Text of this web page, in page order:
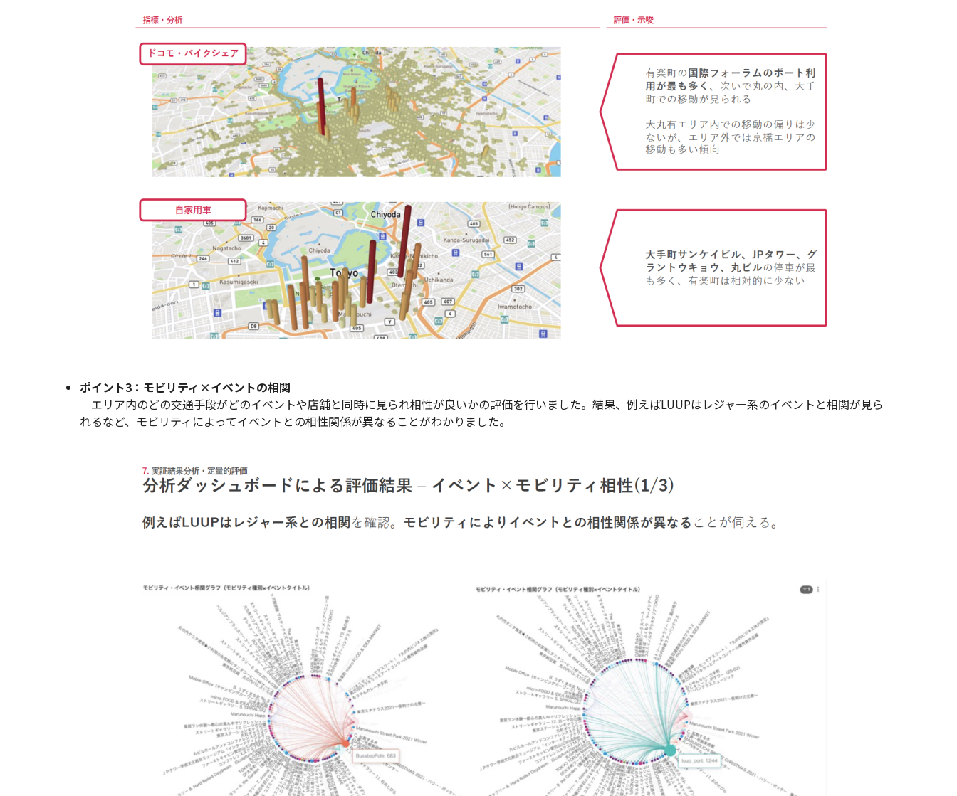
ポイント3：モビリティ×イベントの相関
エリア内のどの交通手段がどのイベントや店舗と同時に見られ相性が良いかの評価を行いました。結果、例えばLUUPはレジャー系のイベントと相関が見ら
れるなど、モビリティによってイベントとの相性関係が異なることがわかりました。